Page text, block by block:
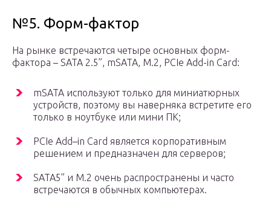
№5. Форм-фактор
На рынке встречаются четыре основных форм-
фактора – SATA 2.5”, mSATA, M.2, PCIe Add-in Card:
mSATA используют только для миниатюрных
устройств, поэтому вы наверняка встретите его
только в ноутбуке или мини ПК;
PCIe Add–in Card является корпоративным
решением и предназначен для серверов;
SATA5” и M.2 очень распространены и часто
встречаются в обычных компьютерах.